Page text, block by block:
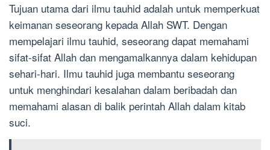
Tujuan utama dari ilmu tauhid adalah untuk memperkuat
keimanan seseorang kepada Allah SWT. Dengan
mempelajari ilmu tauhid, seseorang dapat memahami
sifat-sifat Allah dan mengamalkannya dalam kehidupan
sehari-hari. Ilmu tauhid juga membantu seseorang
untuk menghindari kesalahan dalam beribadah dan
memahami alasan di balik perintah Allah dalam kitab
suci.